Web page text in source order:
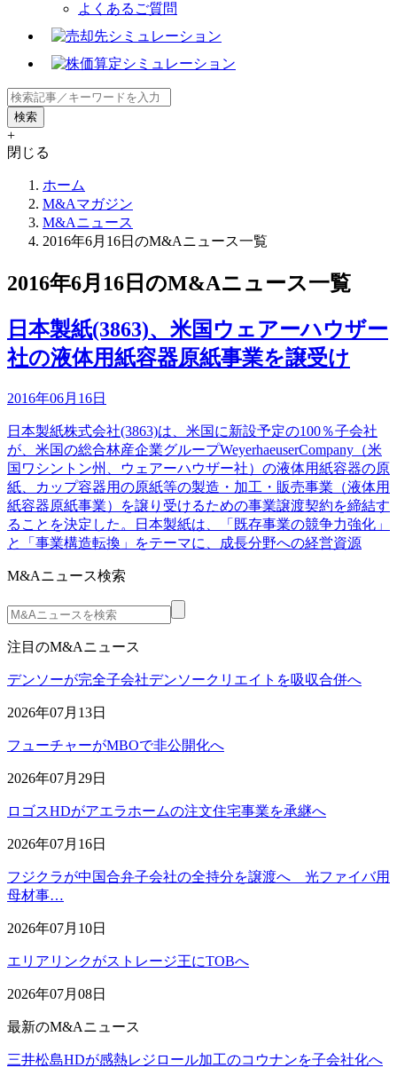
よくあるご質問
+
閉じる
ホーム
M&Aマガジン
M&Aニュース
2016年6月16日のM&Aニュース一覧
2016年6月16日のM&Aニュース一覧
日本製紙(3863)、米国ウェアーハウザー
社の液体用紙容器原紙事業を譲受け
2016年06月16日
日本製紙株式会社(3863)は、米国に新設予定の100％子会社
が、米国の総合林産企業グループWeyerhaeuserCompany（米
国ワシントン州、ウェアーハウザー社）の液体用紙容器の原
紙、カップ容器用の原紙等の製造・加工・販売事業（液体用
紙容器原紙事業）を譲り受けるための事業譲渡契約を締結す
ることを決定した。日本製紙は、「既存事業の競争力強化」
と「事業構造転換」をテーマに、成長分野への経営資源
M&Aニュース検索
注目のM&Aニュース
デンソーが完全子会社デンソークリエイトを吸収合併へ
2026年07月13日
フューチャーがMBOで非公開化へ
2026年07月29日
ロゴスHDがアエラホームの注文住宅事業を承継へ
2026年07月16日
フジクラが中国合弁子会社の全持分を譲渡へ 光ファイバ用
母材事…
2026年07月10日
エリアリンクがストレージ王にTOBへ
2026年07月08日
最新のM&Aニュース
三井松島HDが感熱レジロール加工のコウナンを子会社化へ